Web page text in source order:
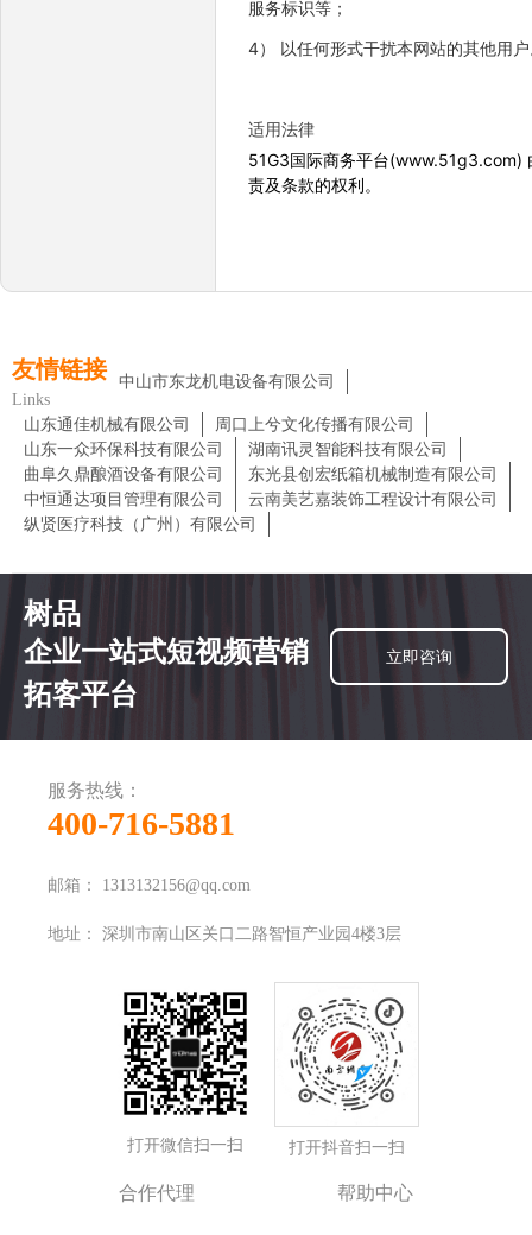
服务标识等；
4） 以任何形式干扰本网站的其他用
适用法律
51G3国际商务平台(www.51g3.com)
责及条款的权利。
友情链接
Links
中山市东龙机电设备有限公司
山东通佳机械有限公司
周口上兮文化传播有限公司
山东一众环保科技有限公司
湖南讯灵智能科技有限公司
曲阜久鼎酿酒设备有限公司
东光县创宏纸箱机械制造有限公司
中恒通达项目管理有限公司
云南美艺嘉装饰工程设计有限公司
纵贤医疗科技（广州）有限公司
树品
企业一站式短视频营销
拓客平台
立即咨询
服务热线：
400-716-5881
邮箱： 1313132156@qq.com
地址： 深圳市南山区关口二路智恒产业园4楼3层
打开微信扫一扫 打开抖音扫一扫
合作代理 帮助中心